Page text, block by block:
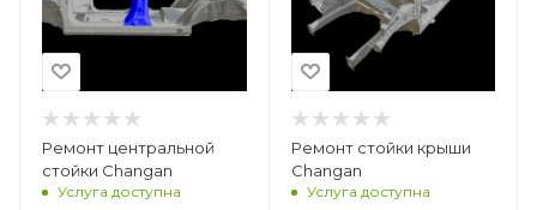
Ремонт центральной
стойки Changan
Услуга доступна
Ремонт стойки крыши
Changan
Услуга доступна